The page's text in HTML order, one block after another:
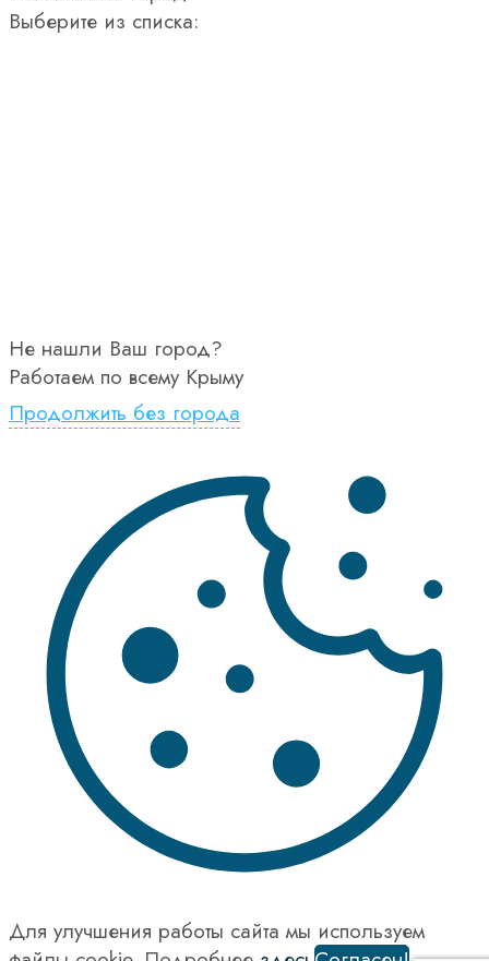
Выберите из списка:
Не нашли Ваш город?
Работаем по всему Крыму
Продолжить без города
Для улучшения работы сайта мы используем